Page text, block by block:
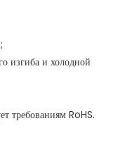
изгиба и холодной